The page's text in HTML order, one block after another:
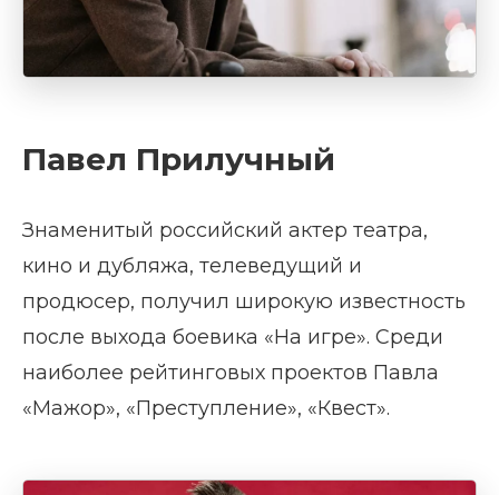
Павел Прилучный
Знаменитый российский актер театра,
кино и дубляжа, телеведущий и
продюсер, получил широкую известность
после выхода боевика «На игре». Среди
наиболее рейтинговых проектов Павла
«Мажор», «Преступление», «Квест».